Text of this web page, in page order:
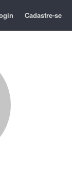
Cadastre-se